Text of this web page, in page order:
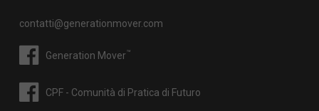
contatti@generationmover.com
Generation Mover™
CPF - Comunità di Pratica di Futuro